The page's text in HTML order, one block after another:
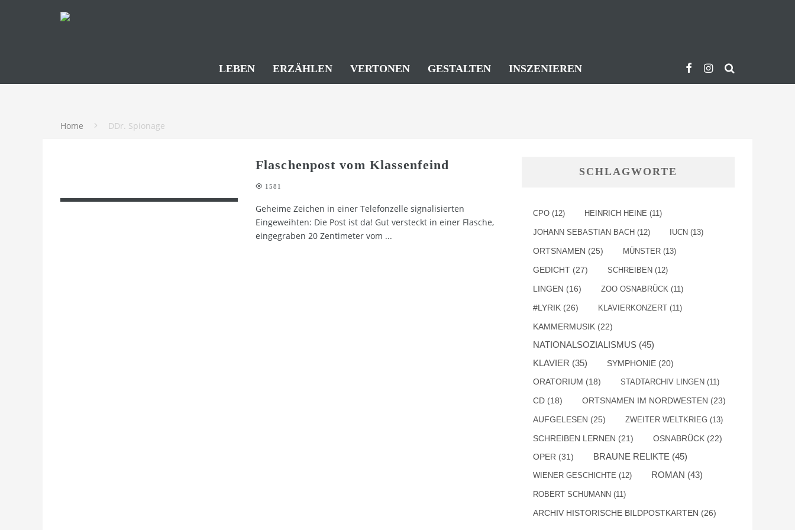
LEBEN ERZÄHLEN VERTONEN GESTALTEN INSZENIEREN
Home DDr. Spionage
Flaschenpost vom Klassenfeind
1581
Geheime Zeichen in einer Telefonzelle signalisierten
Eingeweihten: Die Post ist da! Gut versteckt in einer Flasche,
eingegraben 20 Zentimeter vom ...
SCHLAGWORTE
CPO (12) HEINRICH HEINE (11)
JOHANN SEBASTIAN BACH (12) IUCN (13)
ORTSNAMEN (25) MÜNSTER (13)
GEDICHT (27) SCHREIBEN (12)
LINGEN (16) ZOO OSNABRÜCK (11)
#LYRIK (26) KLAVIERKONZERT (11)
KAMMERMUSIK (22)
NATIONALSOZIALISMUS (45)
KLAVIER (35) SYMPHONIE (20)
ORATORIUM (18) STADTARCHIV LINGEN (11)
CD (18) ORTSNAMEN IM NORDWESTEN (23)
AUFGELESEN (25) ZWEITER WELTKRIEG (13)
SCHREIBEN LERNEN (21) OSNABRÜCK (22)
OPER (31) BRAUNE RELIKTE (45)
WIENER GESCHICHTE (12) ROMAN (43)
ROBERT SCHUMANN (11)
ARCHIV HISTORISCHE BILDPOSTKARTEN (26)